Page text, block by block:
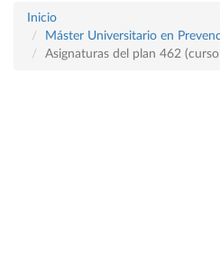
Inicio
Máster Universitario en
Asignaturas del plan 462